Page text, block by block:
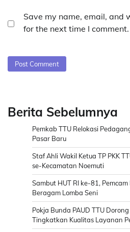
Save my name, email, and
for the next time I comment.
Berita Sebelumnya
Pemkab TTU Relokasi
Pasar Baru
Staf Ahli Wakil Ketua TP PKK
se-Kecamatan Noemuti
Sambut HUT RI ke-81,
Beragam Lomba Seni
Pokja Bunda PAUD TTU
Tingkatkan Kualitas Layanan